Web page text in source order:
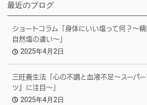
最近のブログ
ショートコラム「身体にいい塩って何？～精
自然塩の違い～」
2025年4月2日
三旺養生法「心の不調と血液不足～スーパー
ツ』に注目～」
2025年4月2日